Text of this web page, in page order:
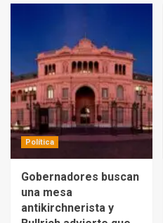
Política
Gobernadores buscan
una mesa
antikirchnerista y